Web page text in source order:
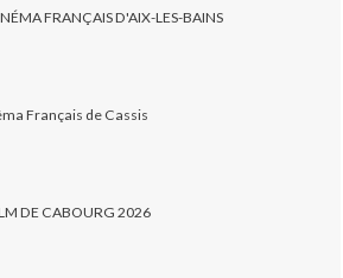
FRANÇAIS D'AIX-LES-BAINS
Français de Cassis
DE CABOURG 2026